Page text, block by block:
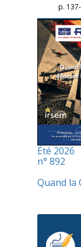
p.
Été 2026
n° 892
Quand la